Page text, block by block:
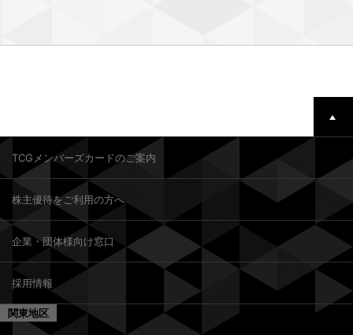
TCGメンバーズカードのご案内
株主優待をご利用の方へ
企業・団体様向け窓口
採用情報
関東地区